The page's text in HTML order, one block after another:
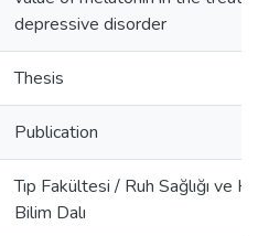
depressive disorder
Thesis
Publication
Tıp Fakültesi / Ruh Sağlığı ve
Bilim Dalı